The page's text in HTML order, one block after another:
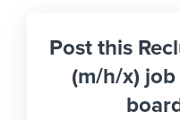
Post this
(m/h/x)